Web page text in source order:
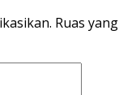
Ruas yang